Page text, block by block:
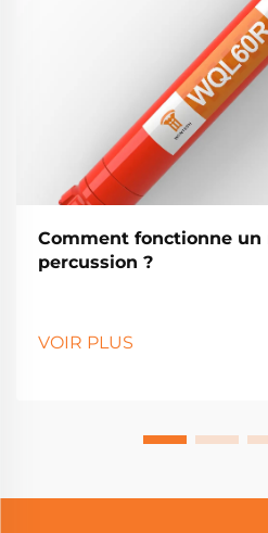
Comment fonctionne un
percussion ?
VOIR PLUS